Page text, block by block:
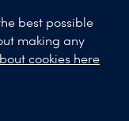
best possible
making any
cookies here